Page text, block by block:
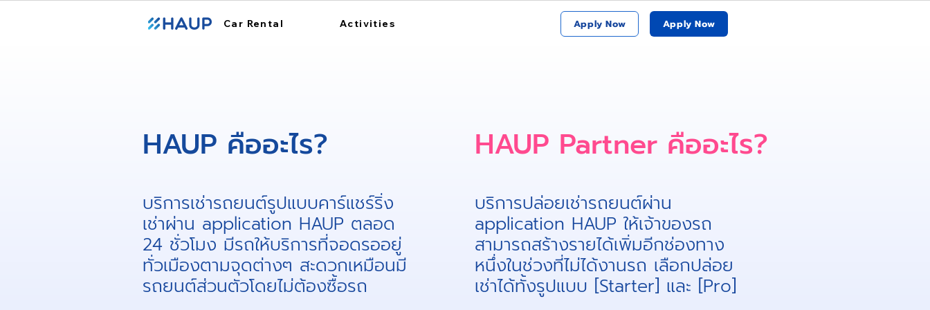
Car Rental Activities Apply Now Apply Now
HAUP คืออะไร​?
บริการเช่ารถยนต์รูปแบบคาร์แชร์ริ่ง
เช่าผ่าน application HAUP ตลอด
24 ชั่วโมง มีรถให้บริการที่จอดรออยู่
ทั่วเมืองตามจุดต่างๆ สะดวกเหมือนมี
รถยนต์ส่วนตัวโดยไม่ต้องซื้อรถ
HAUP Partner คืออะไร​?
บริการปล่อยเช่ารถยนต์ผ่าน
application HAUP ให้เจ้าของรถ
สามารถสร้างรายได้เพิ่มอีกช่องทาง
หนึ่งในช่วงที่ไม่ได้งานรถ เลือกปล่อย
เช่าได้ทั้งรูปแบบ [Starter] และ [Pro]